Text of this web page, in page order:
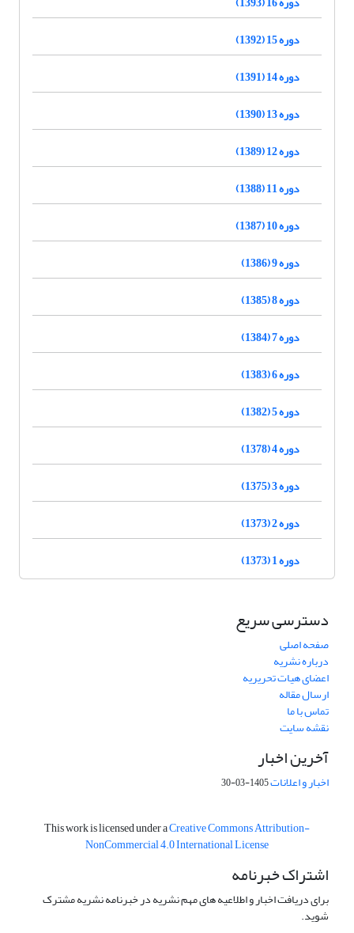
دوره 15 (1392)
دوره 14 (1391)
دوره 13 (1390)
دوره 12 (1389)
دوره 11 (1388)
دوره 10 (1387)
دوره 9 (1386)
دوره 8 (1385)
دوره 7 (1384)
دوره 6 (1383)
دوره 5 (1382)
دوره 4 (1378)
دوره 3 (1375)
دوره 2 (1373)
دوره 1 (1373)
دسترسی سریع
صفحه اصلی
درباره نشریه
اعضای هیات تحریریه
ارسال مقاله
تماس با ما
نقشه سایت
آخرین اخبار
اخبار و اعلانات1405-03-30
This work is licensed under aCreative Commons Attribution-
NonCommercial 4.0 International License
اشتراک خبرنامه
برای دریافت اخبار و اطلاعیه های مهم نشریه در خبرنامه نشریه مشترک
شوید.